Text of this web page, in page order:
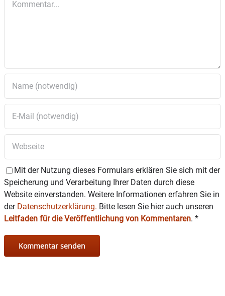
Veranstaltungstermine unter
Mit der Nutzung dieses Formulars erklären Sie sich mit der
Speicherung und Verarbeitung Ihrer Daten durch diese
Website einverstanden. Weitere Informationen erfahren Sie in
der Datenschutzerklärung. Bitte lesen Sie hier auch unseren
Leitfaden für die Veröffentlichung von Kommentaren. *